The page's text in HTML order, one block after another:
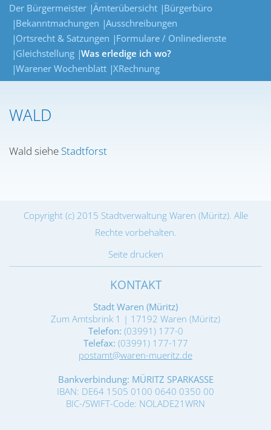
Der Bürgermeister Ämterübersicht Bürgerbüro
Bekanntmachungen Ausschreibungen
Ortsrecht & Satzungen
Formulare / Onlinedienste
Gleichstellung Was erledige ich wo?
Warener Wochenblatt XRechnung
WALD
Wald siehe Stadtforst
Copyright (c) 2015 Stadtverwaltung Waren (Müritz). Alle
Rechte vorbehalten.
Seite drucken
KONTAKT
Stadt Waren (Müritz)
Zum Amtsbrink 1 | 17192 Waren (Müritz)
Telefon: (03991) 177-0
Telefax: (03991) 177-177
postamt@waren-mueritz.de
Bankverbindung: MÜRITZ SPARKASSE
IBAN: DE64 1505 0100 0640 0350 00
BIC-/SWIFT-Code: NOLADE21WRN